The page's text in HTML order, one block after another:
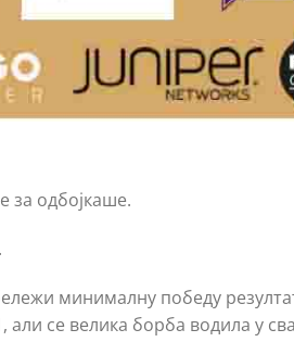
за одбојкаше.
минималну победу
се велика борба водила у